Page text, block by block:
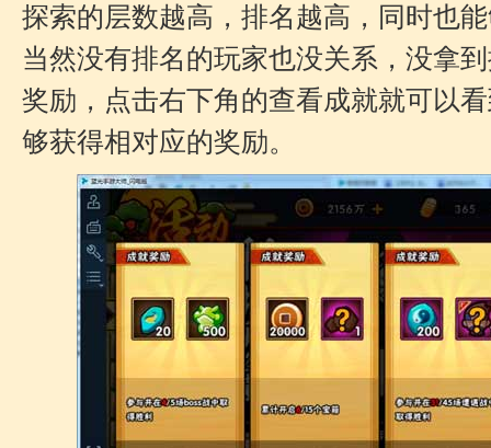
探索的层数越高，排名越高，同时也
当然没有排名的玩家也没关系，没拿
奖励，点击右下角的查看成就就可以
够获得相对应的奖励。